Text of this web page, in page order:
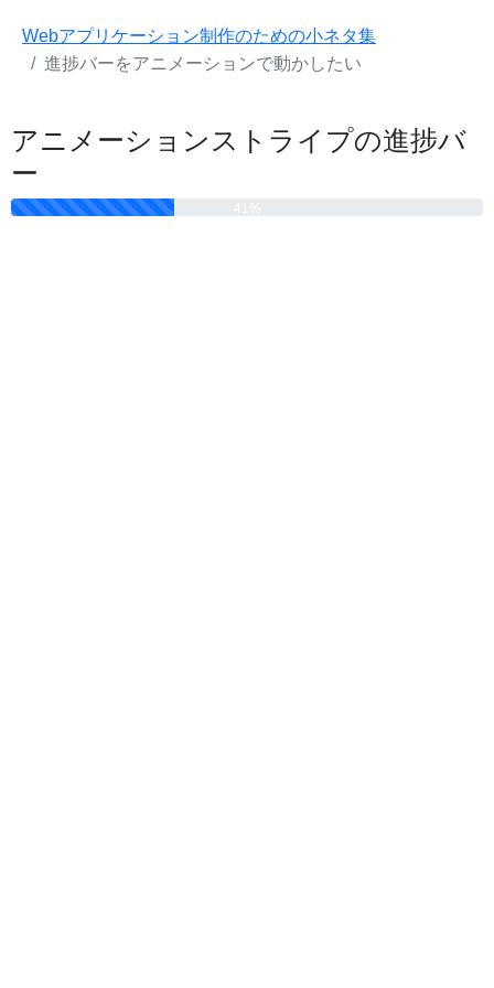
Webアプリケーション制作のための小ネタ集
進捗バーをアニメーションで動かしたい
アニメーションストライプの進捗バ
ー